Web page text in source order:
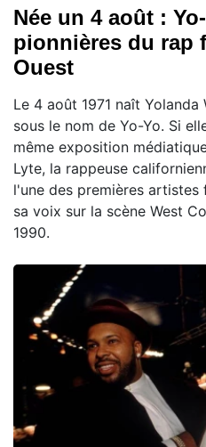
Née un 4 août :
pionnières du rap
Ouest
Le 4 août 1971 naît
sous le nom de Yo-Yo. Si
même exposition
Lyte, la rappeuse
l'une des premières
sa voix sur la scène West
1990.